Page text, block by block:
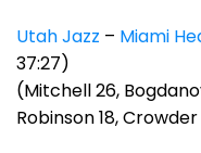
Utah Jazz – Miami
37:27)
(Mitchell 26,
Robinson 18, Crowder